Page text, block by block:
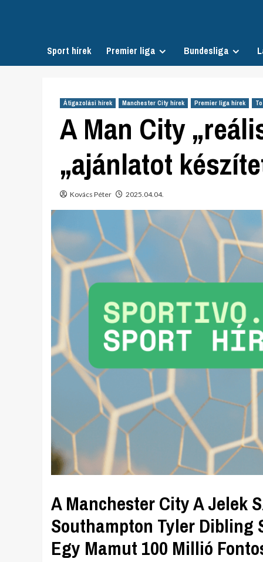
Sport hírek Premier liga Bundesliga
Átigazolási hírek Manchester City hírek Premier liga hírek
A Man City
„ajánlatot
Kovács Péter 2025.04.04.
A Manchester City A Jelek
Southampton Tyler Dibling
Egy Mamut 100 Millió